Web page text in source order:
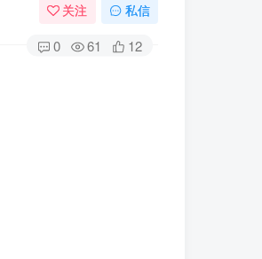
关注 私信
0 61 12